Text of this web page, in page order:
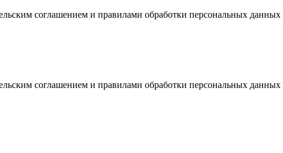
соглашением и правилами обработки персональных данных
соглашением и правилами обработки персональных данных